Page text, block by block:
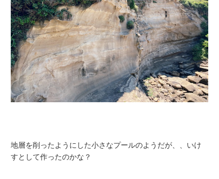
地層を削ったようにした小さなプールのようだが、、いけ
すとして作ったのかな？